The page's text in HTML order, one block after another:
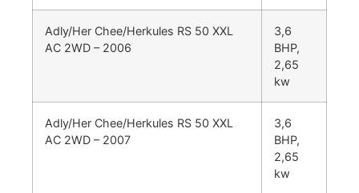
Adly/Her Chee/Herkules RS 50 XXL
AC 2WD – 2006
3,6
BHP,
2,65
kw
Adly/Her Chee/Herkules RS 50 XXL
AC 2WD – 2007
3,6
BHP,
2,65
kw